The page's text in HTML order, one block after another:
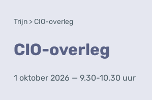
Trijn > CIO-overleg
CIO-overleg
1 oktober 2026 — 9.30-10.30 uur